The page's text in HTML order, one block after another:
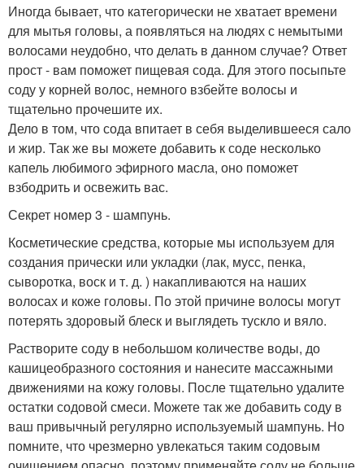
Иногда бывает, что категорически не хватает времени
для мытья головы, а появляться на людях с немытыми
волосами неудобно, что делать в данном случае? Ответ
прост - вам поможет пищевая сода. Для этого посыпьте
соду у корней волос, немного взбейте волосы и
тщательно прочешите их.
Дело в том, что сода впитает в себя выделившееся сало
и жир. Так же вы можете добавить к соде несколько
капель любимого эфирного масла, оно поможет
взбодрить и освежить вас.
Секрет номер 3 - шампунь.
Косметические средства, которые мы используем для
создания прически или укладки (лак, мусс, пенка,
сыворотка, воск и т. д. ) накапливаются на наших
волосах и коже головы. По этой причине волосы могут
потерять здоровый блеск и выглядеть тускло и вяло.
Растворите соду в небольшом количестве воды, до
кашицеобразного состояния и нанесите массажными
движениями на кожу головы. После тщательно удалите
остатки содовой смеси. Можете так же добавить соду в
ваш привычный регулярно используемый шампунь. Но
помните, что чрезмерно увлекаться таким содовым